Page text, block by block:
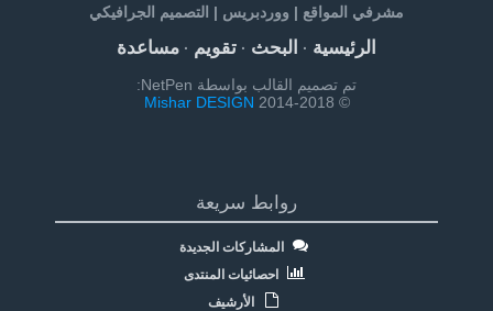
مشرفي المواقع | ووردبريس | التصميم الجرافيكي
الرئيسية· البحث· تقويم· مساعدة
تم تصميم القالب بواسطة NetPen:
© 2014-2018
Mishar DESIGN
روابط سريعة
المشاركات الجديدة
احصائيات المنتدى
الأرشيف